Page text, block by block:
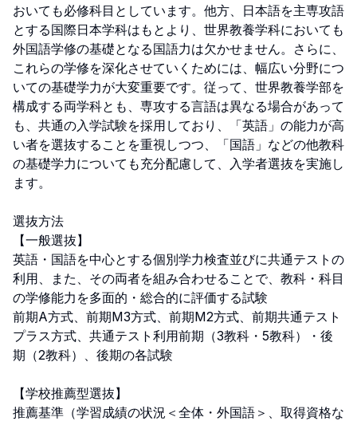
おいても必修科目としています。他方、日本語を主専攻語
とする国際日本学科はもとより、世界教養学科においても
外国語学修の基礎となる国語力は欠かせません。さらに、
これらの学修を深化させていくためには、幅広い分野につ
いての基礎学力が大変重要です。従って、世界教養学部を
構成する両学科とも、専攻する言語は異なる場合があって
も、共通の入学試験を採用しており、「英語」の能力が高
い者を選抜することを重視しつつ、「国語」などの他教科
の基礎学力についても充分配慮して、入学者選抜を実施し
ます。
選抜方法
【一般選抜】
英語・国語を中心とする個別学力検査並びに共通テストの
利用、また、その両者を組み合わせることで、教科・科目
の学修能力を多面的・総合的に評価する試験
前期A方式、前期M3方式、前期M2方式、前期共通テスト
プラス方式、共通テスト利用前期（3教科・5教科）・後
期（2教科）、後期の各試験
【学校推薦型選抜】
推薦基準（学習成績の状況＜全体・外国語＞、取得資格な